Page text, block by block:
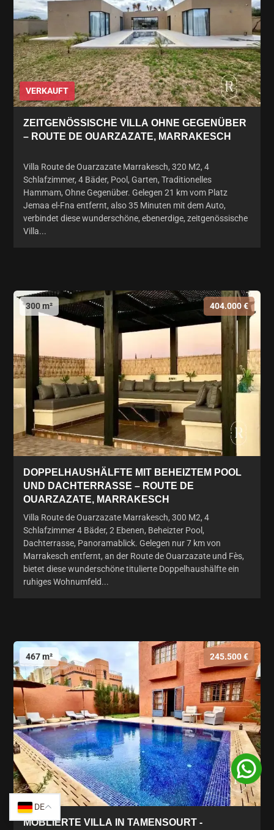
VERKAUFT
ZEITGENÖSSISCHE VILLA OHNE GEGENÜBER
– ROUTE DE OUARZAZATE, MARRAKESCH
Villa Route de Ouarzazate Marrakesch, 320 M2, 4
Schlafzimmer, 4 Bäder, Pool, Garten, Traditionelles
Hammam, Ohne Gegenüber. Gelegen 21 km vom Platz
Jemaa el-Fna entfernt, also 35 Minuten mit dem Auto,
verbindet diese wunderschöne, ebenerdige, zeitgenössische
Villa...
300 m² 404.000 €
DOPPELHAUSHÄLFTE MIT BEHEIZTEM POOL
UND DACHTERRASSE – ROUTE DE
OUARZAZATE, MARRAKESCH
Villa Route de Ouarzazate Marrakesch, 300 M2, 4
Schlafzimmer 4 Bäder, 2 Ebenen, Beheizter Pool,
Dachterrasse, Panoramablick. Gelegen nur 7 km von
Marrakesch entfernt, an der Route de Ouarzazate und Fès,
bietet diese wunderschöne titulierte Doppelhaushälfte ein
ruhiges Wohnumfeld...
467 m² 245.500 €
MÖBLIERTE VILLA IN TAMENSOURT -
DE